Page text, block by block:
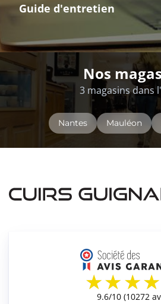
Guide d'entretien
Nos
3 magasins dans
Nantes Mauléon